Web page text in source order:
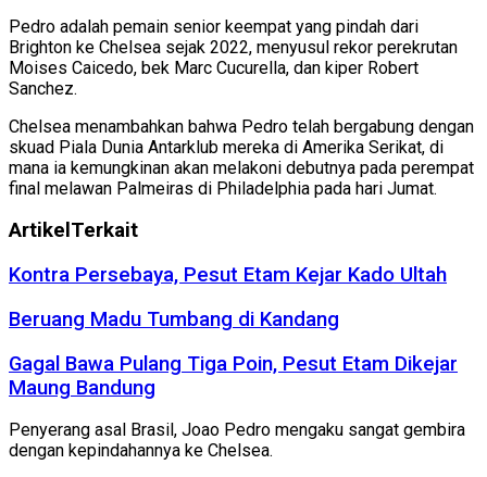
Pedro adalah pemain senior keempat yang pindah dari
Brighton ke Chelsea sejak 2022, menyusul rekor perekrutan
Moises Caicedo, bek Marc Cucurella, dan kiper Robert
Sanchez.
Chelsea menambahkan bahwa Pedro telah bergabung dengan
skuad Piala Dunia Antarklub mereka di Amerika Serikat, di
mana ia kemungkinan akan melakoni debutnya pada perempat
final melawan Palmeiras di Philadelphia pada hari Jumat.
Artikel Terkait
Kontra Persebaya, Pesut Etam Kejar Kado Ultah
Beruang Madu Tumbang di Kandang
Gagal Bawa Pulang Tiga Poin, Pesut Etam Dikejar
Maung Bandung
Penyerang asal Brasil, Joao Pedro mengaku sangat gembira
dengan kepindahannya ke Chelsea.